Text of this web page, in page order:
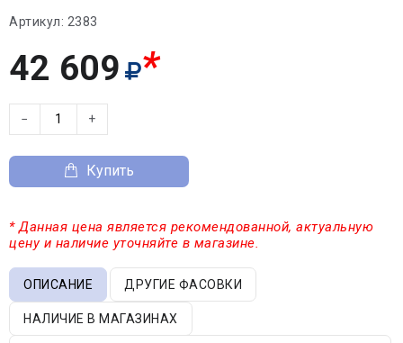
Артикул: 2383
42 609 *
− +
Купить
* Данная цена является рекомендованной, актуальную
цену и наличие уточняйте в магазине.
ОПИСАНИЕ ДРУГИЕ ФАСОВКИ
НАЛИЧИЕ В МАГАЗИНАХ